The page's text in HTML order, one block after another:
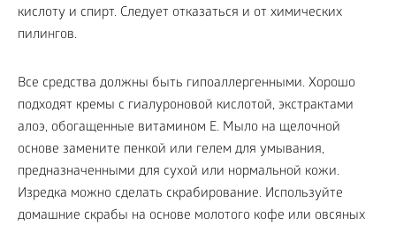
кислоту и спирт. Следует отказаться и от химических
пилингов.
Все средства должны быть гипоаллергенными. Хорошо
подходят кремы с гиалуроновой кислотой, экстрактами
алоэ, обогащенные витамином E. Мыло на щелочной
основе замените пенкой или гелем для умывания,
предназначенными для сухой или нормальной кожи.
Изредка можно сделать скрабирование. Используйте
домашние скрабы на основе молотого кофе или овсяных